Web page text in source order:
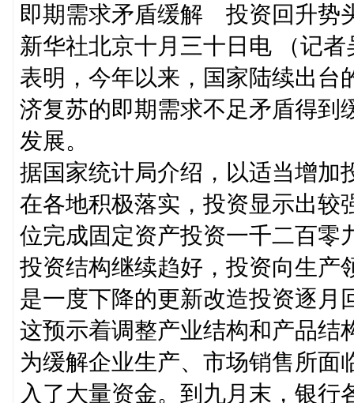
即期需求矛盾缓解 投资回升势
新华社北京十月三十日电 （记
表明，今年以来，国家陆续出台
济复苏的即期需求不足矛盾得到
发展。
据国家统计局介绍，以适当增加
在各地积极落实，投资显示出较
位完成固定资产投资一千二百零
投资结构继续趋好，投资向生产
是一度下降的更新改造投资逐月
这预示着调整产业结构和产品结
为缓解企业生产、市场销售所面
入了大量资金。到九月末，银